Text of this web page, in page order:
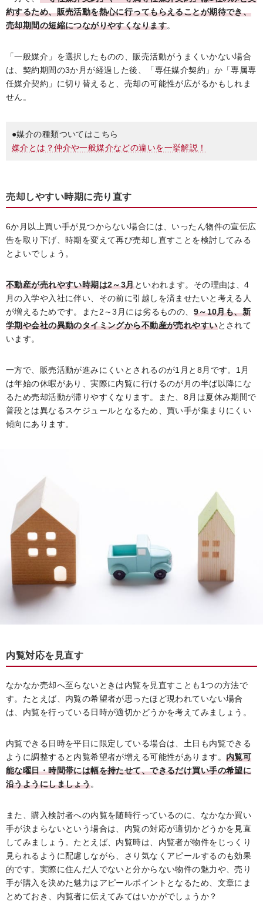
約するため、販売活動を熱心に行ってもらえることが期待でき、
売却期間の短縮につながりやすくなります。
「一般媒介」を選択したものの、販売活動がうまくいかない場合
は、契約期間の3か月が経過した後、「専任媒介契約」か「専属専
任媒介契約」に切り替えると、売却の可能性が広がるかもしれま
せん。
●媒介の種類ついてはこちら
媒介とは？仲介や一般媒介などの違いを一挙解説！
売却しやすい時期に売り直す
6か月以上買い手が見つからない場合には、いったん物件の宣伝広
告を取り下げ、時期を変えて再び売却し直すことを検討してみる
とよいでしょう。
不動産が売れやすい時期は2～3月といわれます。その理由は、4
月の入学や入社に伴い、その前に引越しを済ませたいと考える人
が増えるためです。また2～3月には劣るものの、 9～10月も、新
学期や会社の異動のタイミングから不動産が売れやすいとされて
います。
一方で、販売活動が進みにくいとされるのが1月と8月です。1月
は年始の休暇があり、実際に内覧に行けるのが月の半ば以降にな
るため売却活動が滞りやすくなります。また、8月は夏休み期間で
普段とは異なるスケジュールとなるため、買い手が集まりにくい
傾向にあります。
内覧対応を見直す
なかなか売却へ至らないときは内覧を見直すことも1つの方法で
す。たとえば、内覧の希望者が思ったほど現われていない場合
は、内覧を行っている日時が適切かどうかを考えてみましょう。
内覧できる日時を平日に限定している場合は、土日も内覧できる
ように調整すると内覧希望者が増える可能性があります。 内覧可
能な曜日・時間帯には幅を持たせて、できるだけ買い手の希望に
沿うようにしましょう。
また、購入検討者への内覧を随時行っているのに、なかなか買い
手が決まらないという場合は、内覧の対応が適切かどうかを見直
してみましょう。たとえば、内覧時は、内覧者が物件をじっくり
見られるように配慮しながら、さり気なくアピールするのも効果
的です。実際に住んだ人でないと分からない物件の魅力や、売り
手が購入を決めた魅力はアピールポイントとなるため、文章にま
とめておき、内覧者に伝えてみてはいかがでしょうか？